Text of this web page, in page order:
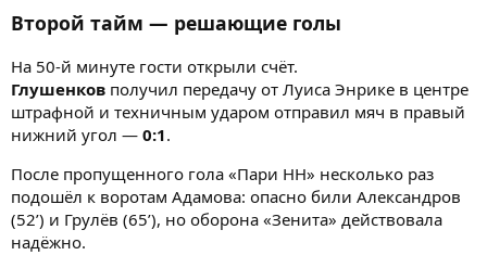
Второй тайм — решающие голы
На 50-й минуте гости открыли счёт.
Глушенков получил передачу от Луиса Энрике в центре
штрафной и техничным ударом отправил мяч в правый
нижний угол — 0:1.
После пропущенного гола «Пари НН» несколько раз
подошёл к воротам Адамова: опасно били Александров
(52’) и Грулёв (65’), но оборона «Зенита» действовала
надёжно.